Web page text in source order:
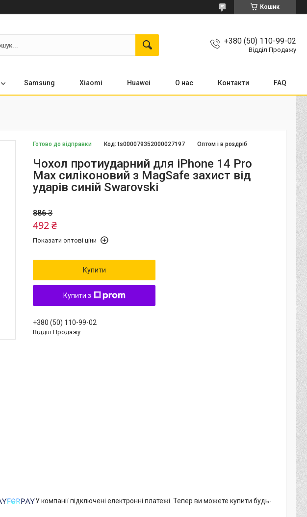
Кошик
+380 (50) 110-99-02
Відділ Продажу
Samsung Xiaomi Huawei О нас Контакти FAQ
Готово до відправки Оптом і в роздріб
Код:ts000079352000027197
Чохол протиударний для iPhone 14 Pro
Max силіконовий з MagSafe захист від
ударів синій Swarovski
886 ₴
492 ₴
Показати оптові ціни
Купити
Купити з
+380 (50) 110-99-02
Відділ Продажу
У компанії підключені електронні платежі. Тепер ви можете купити будь-